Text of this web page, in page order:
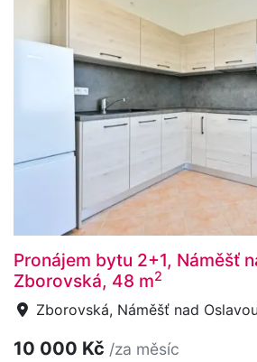
Pronájem bytu 2+1, Náměšť
Zborovská, 48 m2
Zborovská, Náměšť nad Oslavou
10 000 Kč /za měsíc